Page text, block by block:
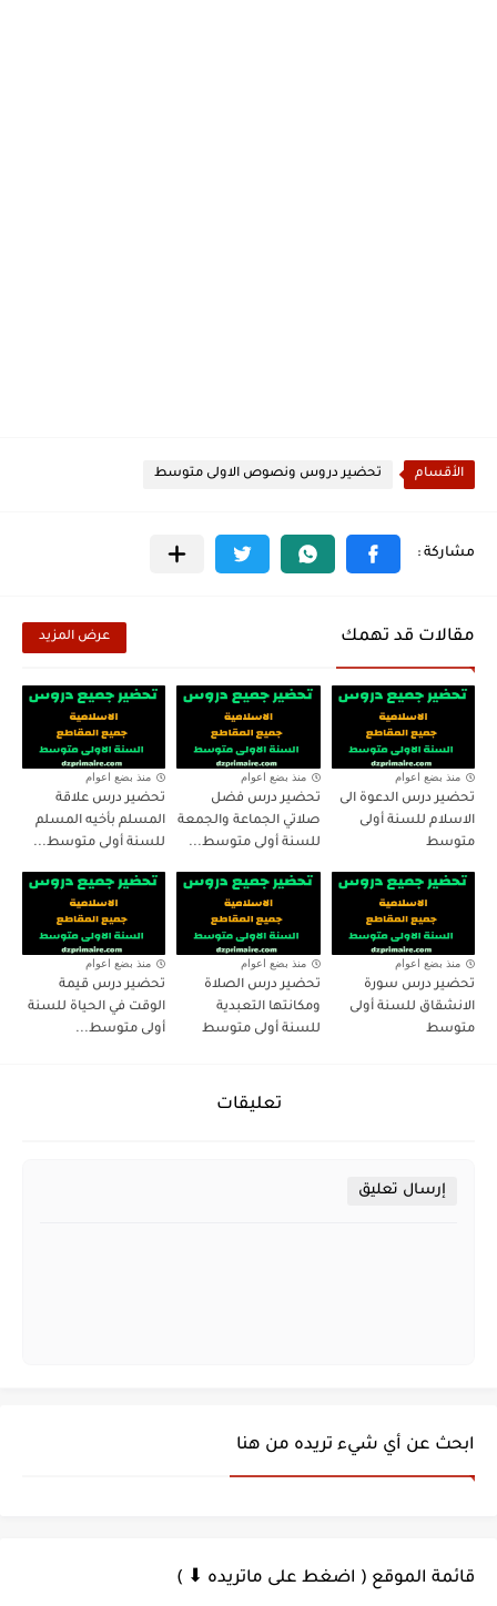
الأقسام تحضير دروس ونصوص الاولى متوسط
مقالات قد تهمك عرض المزيد
منذ بضع اعوام
تحضير درس الدعوة الى
الاسلام للسنة أولى
متوسط
منذ بضع اعوام
تحضير درس فضل
صلاتي الجماعة والجمعة
للسنة أولى متوسط...
منذ بضع اعوام
تحضير درس علاقة
المسلم بأخيه المسلم
للسنة أولى متوسط...
منذ بضع اعوام
تحضير درس سورة
الانشقاق للسنة أولى
متوسط
منذ بضع اعوام
تحضير درس الصلاة
ومكانتها التعبدية
للسنة أولى متوسط
منذ بضع اعوام
تحضير درس قيمة
الوقت في الحياة للسنة
أولى متوسط...
تعليقات
إرسال تعليق
ابحث عن أي شيء تريده من هنا
قائمة الموقع ( اضغط على ماتريده ⬇ )